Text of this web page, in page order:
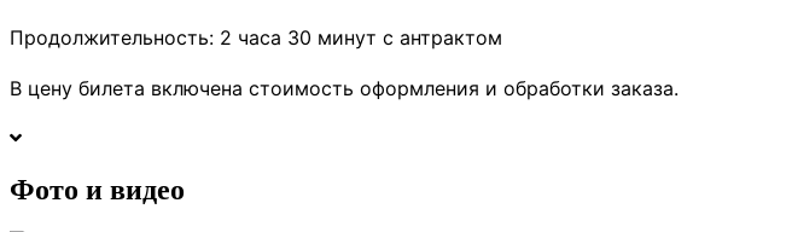
Продолжительность: 2 часа 30 минут с антрактом
В цену билета включена стоимость оформления и обработки заказа.
Фото и видео